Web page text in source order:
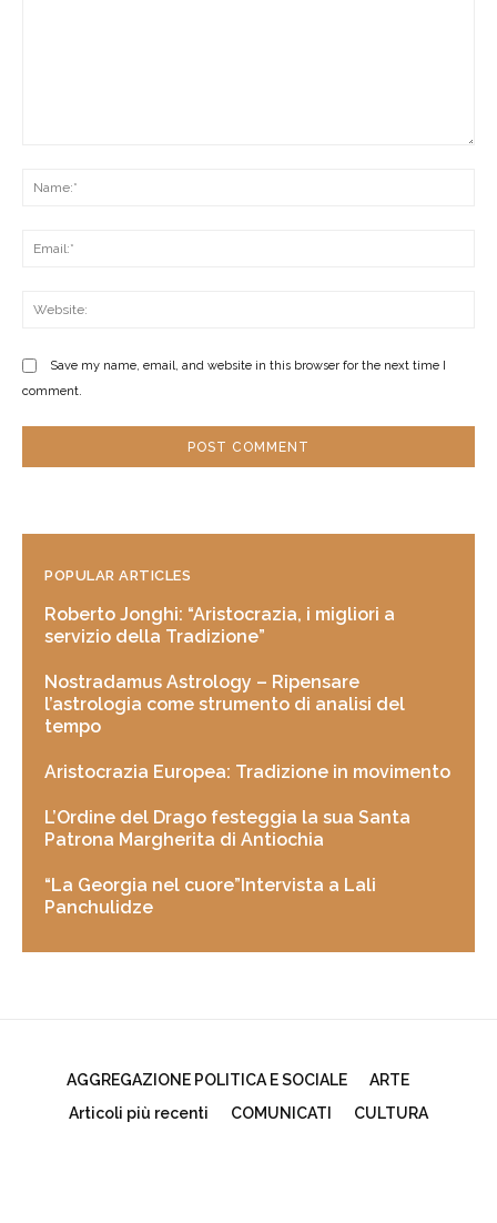
Save my name, email, and website in this browser for the next time I
comment.
POPULAR ARTICLES
Roberto Jonghi: “Aristocrazia, i migliori a
servizio della Tradizione”
Nostradamus Astrology – Ripensare
l’astrologia come strumento di analisi del
tempo
Aristocrazia Europea: Tradizione in movimento
L’Ordine del Drago festeggia la sua Santa
Patrona Margherita di Antiochia
“La Georgia nel cuore”Intervista a Lali
Panchulidze
AGGREGAZIONE POLITICA E SOCIALE
ARTE
Articoli più recenti
COMUNICATI CULTURA